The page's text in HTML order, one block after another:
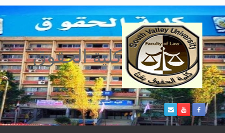
Skip
to
content
كلية الحقوق